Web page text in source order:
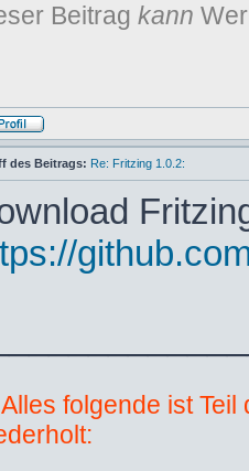
Beitrag kann
des Beitrags: Re: Fritzing 1.0.2:
Alles folgende ist